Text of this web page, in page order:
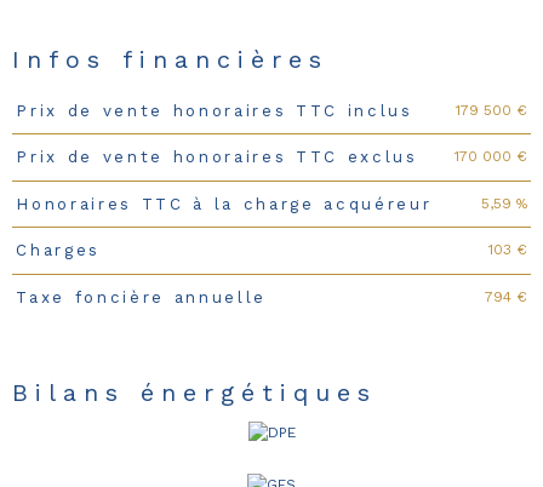
Infos financières
Caractéristiques Valeurs
Prix de vente honoraires TTC inclus 179 500 €
Prix de vente honoraires TTC exclus 170 000 €
Honoraires TTC à la charge acquéreur 5,59 %
Charges 103 €
Taxe foncière annuelle 794 €
Bilans énergétiques